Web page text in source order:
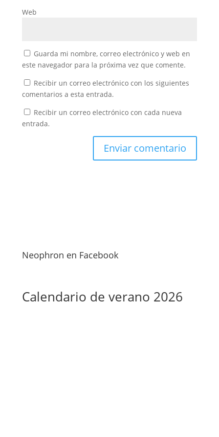
Web
Guarda mi nombre, correo electrónico y web en
este navegador para la próxima vez que comente.
Recibir un correo electrónico con los siguientes
comentarios a esta entrada.
Recibir un correo electrónico con cada nueva
entrada.
Neophron en Facebook
Calendario de verano 2026